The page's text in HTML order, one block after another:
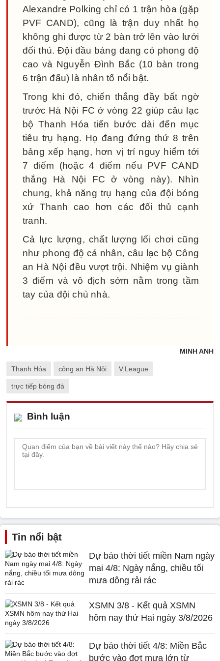
Alexandre Polking chỉ có 1 trận hòa (gặp
PVF CAND), cũng là trận duy nhất họ
không ghi được từ 2 bàn trở lên vào lưới
đối thủ. Đội đầu bảng đang có phong độ
cao và Nguyễn Đình Bắc (10 bàn trong
6 trận đấu) là nhân tố nổi bật.
Trong khi đó, chiến thắng đầy bất ngờ
trước Hà Nội FC ở vòng 22 giúp câu lạc
bộ Thanh Hóa tiến bước dài đến mục
tiêu trụ hạng. Họ đang đứng thứ 8 trên
bảng xếp hạng, hơn vị trí nguy hiểm tới
7 điểm (hoặc 4 điểm nếu PVF CAND
thắng Hà Nội FC ở vòng này). Nhìn
chung, khả năng trụ hạng của đội bóng
xứ Thanh cao hơn các đối thủ cạnh
tranh.
Cả lực lượng, chất lượng lối chơi cũng
như phong độ cá nhân, câu lạc bộ Công
an Hà Nội đều vượt trội. Nhiệm vụ giành
3 điểm và vô địch sớm nằm trong tầm
tay của đội chủ nhà.
MINH ANH
Thanh Hóa công an Hà Nội V.League
trực tiếp bóng đá
Bình luận
Tin nổi bật
Dự báo thời tiết miền Nam ngày
mai 4/8: Ngày nắng, chiều tối
mưa dông rải rác
XSMN 3/8 - Kết quả XSMN
hôm nay thứ Hai ngày 3/8/2026
Dự báo thời tiết 4/8: Miền Bắc
bước vào đợt mưa lớn từ